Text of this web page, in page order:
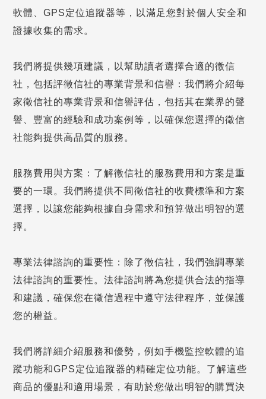
軟體、GPS定位追蹤器等，以滿足您對於個人安全和
證據收集的需求。
我們將提供幾項建議，以幫助讀者選擇合適的徵信
社，包括評徵信社的專業背景和信譽：我們將介紹每
家徵信社的專業背景和信譽評估，包括其在業界的聲
譽、豐富的經驗和成功案例等，以確保您選擇的徵信
社能夠提供高品質的服務。
服務費用與方案：了解徵信社的服務費用和方案是重
要的一環。我們將提供不同徵信社的收費標準和方案
選擇，以讓您能夠根據自身需求和預算做出明智的選
擇。
專業法律諮詢的重要性：除了徵信社，我們強調專業
法律諮詢的重要性。法律諮詢將為您提供合法的指導
和建議，確保您在徵信過程中遵守法律程序，並保護
您的權益。
我們將詳細介紹服務和優勢，例如手機監控軟體的追
蹤功能和GPS定位追蹤器的精確定位功能。了解這些
商品的優點和適用場景，有助於您做出明智的購買決